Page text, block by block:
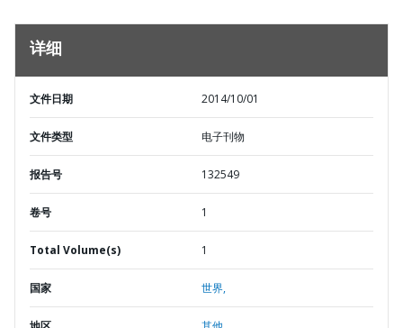
详细
文件日期 2014/10/01
文件类型 电子刊物
报告号 132549
卷号 1
Total Volume(s) 1
国家 世界,